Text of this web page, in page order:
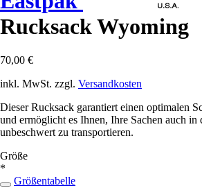
Rucksack Wyoming
70,00 €
inkl. MwSt. zzgl. Versandkosten
Dieser Rucksack garantiert einen optimalen
und ermöglicht es Ihnen, Ihre Sachen auch in
unbeschwert zu transportieren.
Größe
*
Größentabelle